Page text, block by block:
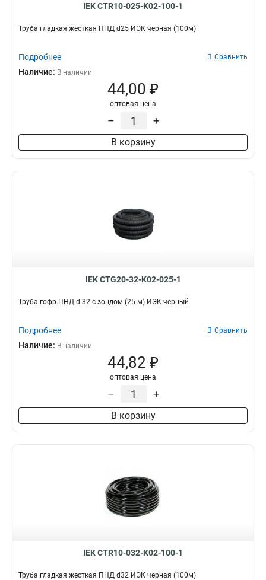
IEK CTR10-025-K02-100-1
Труба гладкая жесткая ПНД d25 ИЭК черная (100м)
Подробнее Сравнить
Наличие: В наличии
44,00 ₽
оптовая цена
– +
В корзину
IEK CTG20-32-K02-025-1
Труба гофр.ПНД d 32 с зондом (25 м) ИЭК черный
Подробнее Сравнить
Наличие: В наличии
44,82 ₽
оптовая цена
– +
В корзину
IEK CTR10-032-K02-100-1
Труба гладкая жесткая ПНД d32 ИЭК черная (100м)